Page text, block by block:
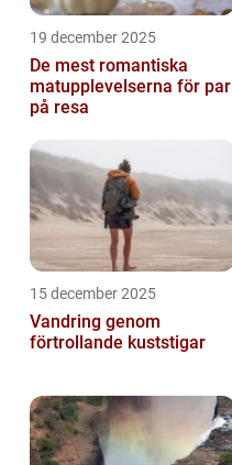
19 december 2025
De mest romantiska
matupplevelserna för par
på resa
15 december 2025
Vandring genom
förtrollande kuststigar